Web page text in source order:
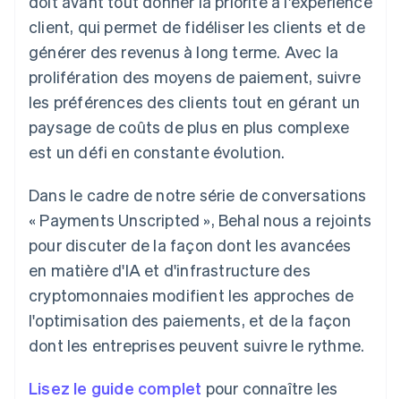
Product roadmap
Découvrez les prochaines évolutions
Radar
Prévention de la fraude
Atlas
Constitution de start-up
Climate
Élimination du carbone
Identity
Vérification de l'identité
Stripe Sessions 2026
Regarder la vidéo
non lucratif
Services aux
entreprises
Secteur public
Commerce en ligne
Écosystème
Stripe App Marketplace
État de l'API
client, qui permet de fidéliser les clients et de
générer des revenus à long terme. Avec la
prolifération des moyens de paiement, suivre
les préférences des clients tout en gérant un
paysage de coûts de plus en plus complexe
est un défi en constante évolution.
Dans le cadre de notre série de conversations
« Payments Unscripted », Behal nous a rejoints
pour discuter de la façon dont les avancées
en matière d'IA et d'infrastructure des
cryptomonnaies modifient les approches de
l'optimisation des paiements, et de la façon
dont les entreprises peuvent suivre le rythme.
Lisez le guide complet pour connaître les